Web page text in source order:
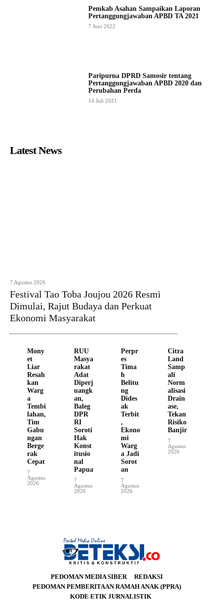
Pemkab Asahan Sampaikan Laporan
Pertanggungjawaban APBD TA 2021
7 Juni 2022
Paripurna DPRD Samosir tentang
Pertanggungjawaban APBD 2020 dan
Perubahan Perda
14 Juli 2021
Latest News
7 Agustus 2026
Festival Tao Toba Joujou 2026 Resmi
Dimulai, Rajut Budaya dan Perkuat
Ekonomi Masyarakat
Mony
et
Liar
Resah
kan
Warg
a
Tembi
lahan,
Tim
Gabu
ngan
Berge
rak
Cepat
7
Agustus
2026
RUU
Masya
rakat
Adat
Diperj
uangk
an,
Baleg
DPR
RI
Soroti
Hak
Konst
itusio
nal
Papua
7
Agustus
2026
Perpr
es
Tima
h
Belitu
ng
Dides
ak
Terbit
,
Ekono
mi
Warg
a Jadi
Sorot
an
7
Agustus
2026
Citra
Land
Samp
ali
Norm
alisasi
Drain
ase,
Tekan
Risiko
Banjir
7
Agustus
2026
PEDOMAN MEDIA SIBER
REDAKSI
PEDOMAN PEMBERITAAN RAMAH ANAK (PPRA)
KODE ETIK JURNALISTIK